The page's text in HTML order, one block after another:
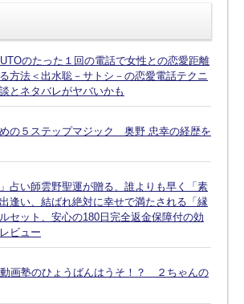
のたった１回の電話で女性との恋愛距離
方法＜出水聡－サトシ－の恋愛電話テクニ
とネタバレがヤバいかも
の５ステップマジック 奥野 忠幸の経歴を
占い師雲野聖運が贈る、誰よりも早く「素
逢い、結ばれ絶対に幸せで満たされる「縁
セット、安心の180日完全返金保障付の効
ビュー
画塾のひょうばんはうそ！？ ２ちゃんの